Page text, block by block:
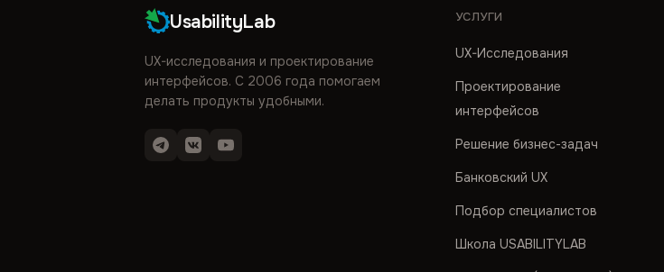
UsabilityLab
UX-исследования и проектирование
интерфейсов. С 2006 года помогаем
делать продукты удобными.
УСЛУГИ
UX-Исследования
Проектирование
интерфейсов
Решение бизнес-задач
Банковский UX
Подбор специалистов
Школа USABILITYLAB